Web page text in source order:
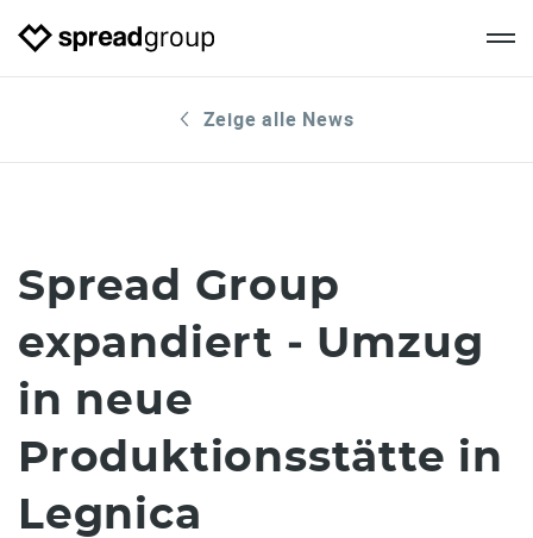
Zeige alle News
Spread Group
expandiert ‒ Umzug
in neue
Produktionsstätte in
Legnica